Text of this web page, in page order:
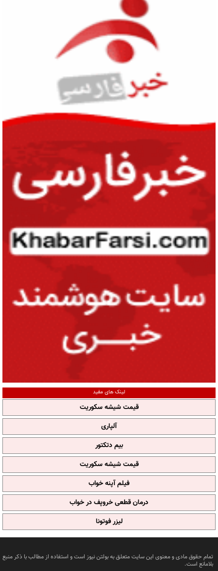
لینک های مفید
قیمت شیشه سکوریت
آلپاری
بیم دتکتور
قیمت شیشه سکوریت
فیلم آپنه خواب
درمان قطعی خروپف در خواب
لیزر فوتونا
تمام حقوق مادی و معنوی این سایت متعلق به بولتن نیوز است و استفاده از مطالب با ذکر منبع
بلامانع است.